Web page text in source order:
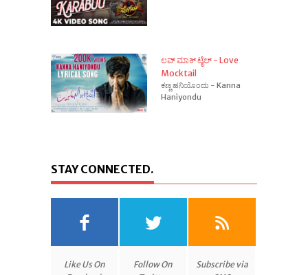
ಲವ್ ಮಾಕ್ ಟೈಲ್ - Love
Mocktail
ಕಣ್ಣ ಹನಿಯೊಂದು - Kanna
Haniyondu
STAY CONNECTED.
Like Us On
Follow On
Subscribe via